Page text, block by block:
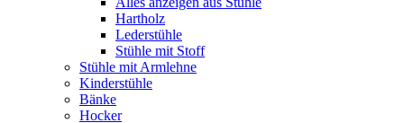
Hartholz
Lederstühle
Stühle mit Stoff
Stühle mit Armlehne
Kinderstühle
Bänke
Hocker